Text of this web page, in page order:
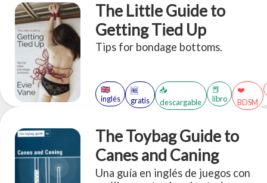
The Little Guide to
Getting Tied Up
Tips for bondage bottoms.
🇬🇧
inglés
🆓
gratis
📥
descargable
📕
libro
❤️
BDSM
The Toybag Guide to
Canes and Caning
Una guía en inglés de juegos con